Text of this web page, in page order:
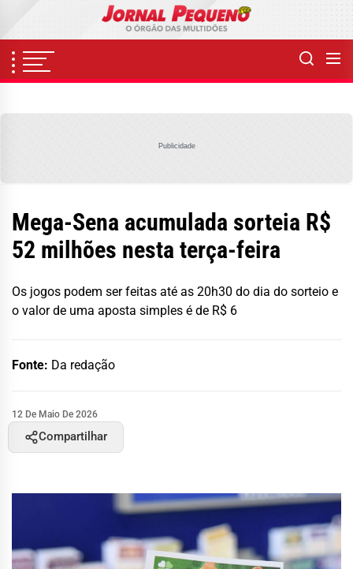
content
Publicidade
Mega-Sena acumulada sorteia R$
52 milhões nesta terça-feira
Os jogos podem ser feitas até as 20h30 do dia do sorteio e
o valor de uma aposta simples é de R$ 6
Fonte: Da redação
12 De Maio De 2026
Compartilhar